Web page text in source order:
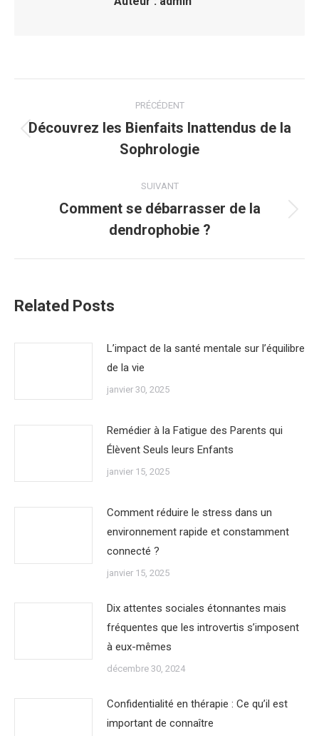
article
PRÉCÉDENT
Article
précédent
Découvrez les Bienfaits Inattendus de la
Sophrologie
SUIVANT
Article
suivant
:
Comment se débarrasser de la
dendrophobie ?
Related Posts
L’impact de la santé mentale sur l’équilibre
de la vie
janvier 30, 2025
Remédier à la Fatigue des Parents qui
Élèvent Seuls leurs Enfants
janvier 15, 2025
Comment réduire le stress dans un
environnement rapide et constamment
connecté ?
janvier 15, 2025
Dix attentes sociales étonnantes mais
fréquentes que les introvertis s’imposent
à eux-mêmes
décembre 30, 2024
Confidentialité en thérapie : Ce qu’il est
important de connaître